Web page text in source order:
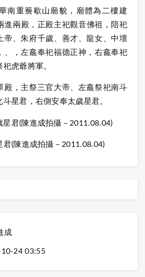
南重簷歇山廟貌，廟體為二樓建
進兩殿，
正殿主祀觀音佛祖，陪祀
帝、朱府千歲、善才、龍女、中壇
、，左龕奉祀福德正神，右龕奉祀
虎爺將軍。
殿，主祭三官大帝、左龕祭祀南斗
星君，右側安奉太歲星君。
君(陳進成拍攝－ 2011.08.04)
成
24 03:55